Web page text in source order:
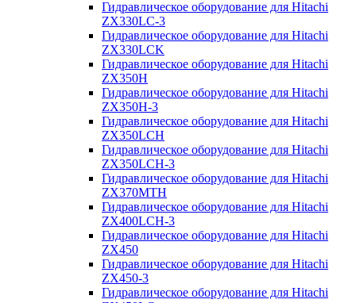
Гидравлическое оборудование для Hitachi
ZX330LC-3
Гидравлическое оборудование для Hitachi
ZX330LCK
Гидравлическое оборудование для Hitachi
ZX350H
Гидравлическое оборудование для Hitachi
ZX350H-3
Гидравлическое оборудование для Hitachi
ZX350LCH
Гидравлическое оборудование для Hitachi
ZX350LCH-3
Гидравлическое оборудование для Hitachi
ZX370MTH
Гидравлическое оборудование для Hitachi
ZX400LCH-3
Гидравлическое оборудование для Hitachi
ZX450
Гидравлическое оборудование для Hitachi
ZX450-3
Гидравлическое оборудование для Hitachi